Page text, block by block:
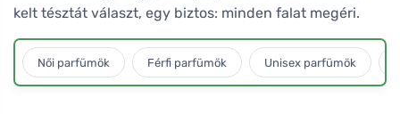
kelt tésztát választ, egy biztos: minden falat megéri.
Női parfümök Férfi parfümök Unisex parfümök